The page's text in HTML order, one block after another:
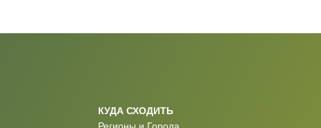
КУДА СХОДИТЬ